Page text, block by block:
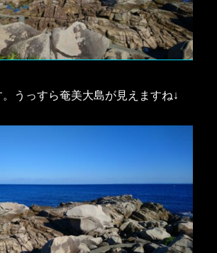
うっすら奄美大島が見えますね↓